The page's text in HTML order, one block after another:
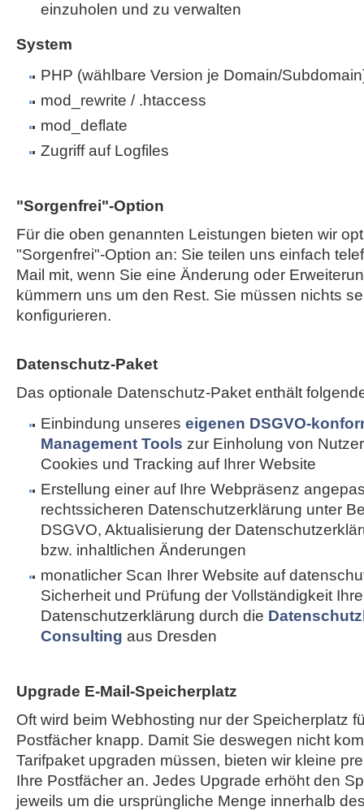
einzuholen und zu verwalten
System
PHP (wählbare Version je Domain/
mod_rewrite / .htaccess
mod_deflate
Zugriff auf Logfiles
"Sorgenfrei"-Option
Für die oben genannten Leistungen bieten wir
"Sorgenfrei"-Option an: Sie teilen uns einfach
Mail mit, wenn Sie eine Änderung oder
kümmern uns um den Rest. Sie müssen nichts
konfigurieren.
Datenschutz-Paket
Das optionale Datenschutz-Paket enthält
Einbindung unseres eigenen DSGVO-
Management Tools zur Einholung von
Cookies und Tracking auf Ihrer Website
Erstellung einer auf Ihre Webpräsenz
rechtssicheren Datenschutzerklärung unter
DSGVO, Aktualisierung der
bzw. inhaltlichen Änderungen
monatlicher Scan Ihrer Website auf
Sicherheit und Prüfung der Vollständigkeit
Datenschutzerklärung durch die
Consulting aus Dresden
Upgrade E-Mail-Speicherplatz
Oft wird beim Webhosting nur der Speicherplatz
Postfächer knapp. Damit Sie deswegen nicht
Tarifpaket upgraden müssen, bieten wir kleine
Ihre Postfächer an. Jedes Upgrade erhöht den
jeweils um die ursprüngliche Menge innerhalb